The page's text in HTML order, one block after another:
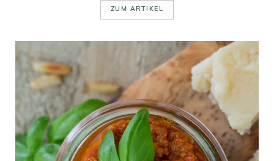
ZUM ARTIKEL